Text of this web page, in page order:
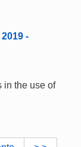
-
in the use of